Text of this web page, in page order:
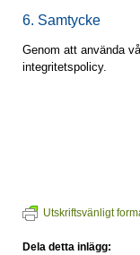
6. Samtycke
Genom att använda
integritetspolicy.
Utskriftsvänligt
Dela detta inlägg: